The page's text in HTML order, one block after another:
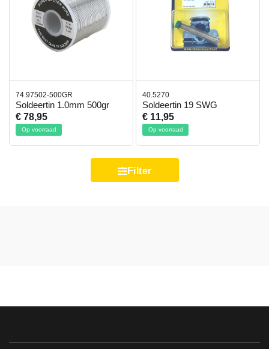
74.97502-500GR
Soldeertin 1.0mm 500gr
€ 78,95
Op voorraad
40.5270
Soldeertin 19 SWG
€ 11,95
Op voorraad
Filter